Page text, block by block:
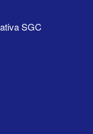
SGC